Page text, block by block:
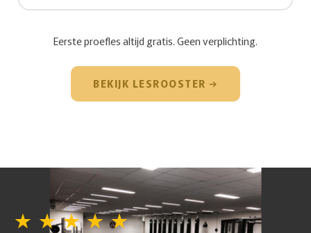
Eerste proefles altijd gratis. Geen verplichting.
BEKIJK LESROOSTER →
★ ★ ★ ★ ★